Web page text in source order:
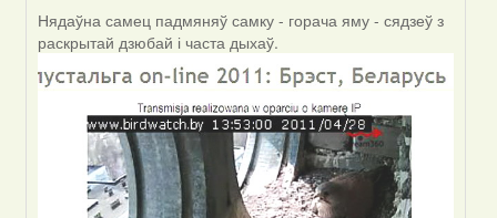
Зьміцер
(госць)
Нядаўна самец падмяняў самку - горача яму - сядзеў з
раскрытай дзюбай і часта дыхаў.